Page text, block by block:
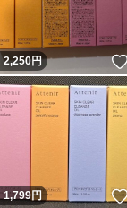
2,250円
1,799円